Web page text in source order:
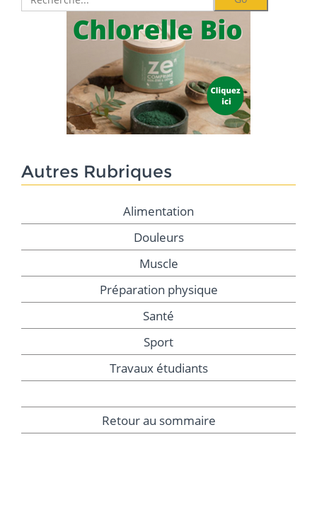
Autres Rubriques
Alimentation
Douleurs
Muscle
Préparation physique
Santé
Sport
Travaux étudiants
Retour au sommaire